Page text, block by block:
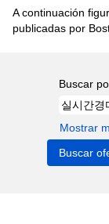
A continuación
publicadas por
Buscar
Mostrar